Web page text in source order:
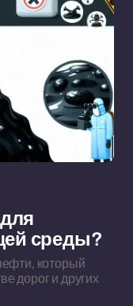
среды?
который
дорог и других